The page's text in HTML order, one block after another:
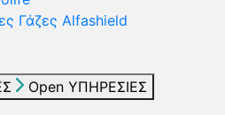
Γάζες Alfashield
Open ΥΠΗΡΕΣΙΕΣ